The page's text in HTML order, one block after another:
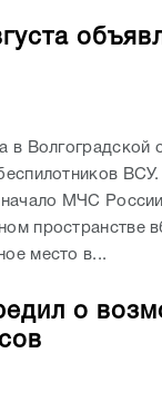
в Волгоградской
начало МЧС
пространстве
место в...
о